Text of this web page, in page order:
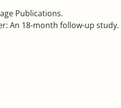
Publications.
An 18-month follow-up study.